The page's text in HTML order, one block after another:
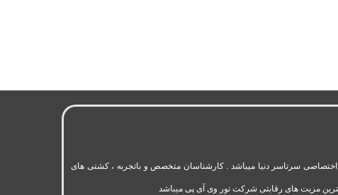
نزدیک به 11 سال سابقه فعالیت در حوزه گردشگری و تورهای اختصاصی سرتاسر دنیا میباشد . کارشناسان متخصص و باتجربه ، کشتی های
مزیت های رقابتی شرکت تور وی آی پی میباشد